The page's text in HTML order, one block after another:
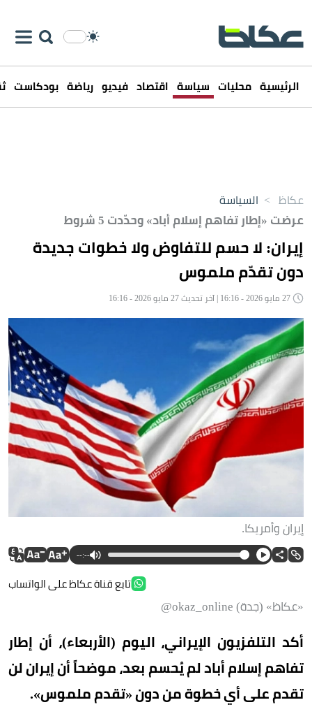
الرئيسية محليات سياسة اقتصاد فيديو رياضة بودكاست
عكاظ > السياسة
عرضت «إطار تفاهم إسلام أباد» وحدّدت 5 شروط
إيران: لا حسم للتفاوض ولا خطوات جديدة
دون تقدّم ملموس
إيران وأمريكا.
--:--
تابع قناة عكاظ على الواتساب
«عكاظ» (جدة) okaz_online@
أكد التلفزيون الإيراني، اليوم (الأربعاء)، أن إطار
تفاهم إسلام أباد لم يُحسم بعد، موضحاً أن إيران لن
تقدم على أي خطوة من دون «تقدم ملموس».